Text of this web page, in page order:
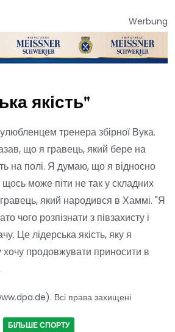
Werbung
якість"
тренера збірної Вука.
що я гравець, який бере на
на полі. Я думаю, що я відносно
може піти не так у складних
який народився в Хаммі. "Я
чого розпізнати з півзахисту і
Це лідерська якість, яку я
хочу продовжувати приносити в
Всі права захищені
БІЛЬШЕ СПОРТУ